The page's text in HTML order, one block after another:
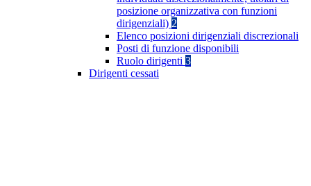
posizione organizzativa con funzioni
dirigenziali) 2
Elenco posizioni dirigenziali discrezionali
Posti di funzione disponibili
Ruolo dirigenti 3
Dirigenti cessati